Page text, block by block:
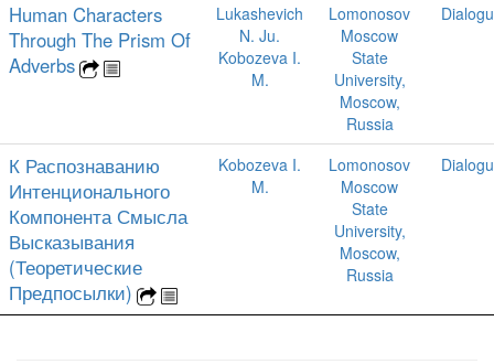
Human Characters
Through The Prism Of
Adverbs
Lukashevich
N. Ju.
Kobozeva I.
M.
Lomonosov
Moscow
State
University,
Moscow,
Russia
К Распознаванию
Интенционального
Компонента Смысла
Высказывания
(Теоретические
Предпосылки)
Kobozeva I.
M.
Lomonosov
Moscow
State
University,
Moscow,
Russia